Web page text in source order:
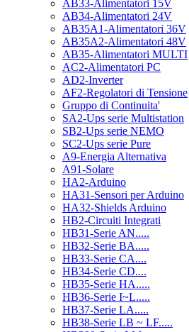
AB33-Alimentatori 15V
AB34-Alimentatori 24V
AB35A1-Alimentatori 36V
AB35A2-Alimentatori 48V
AB35-Alimentatori MULTI
AC2-Alimentatori PC
AD2-Inverter
AF2-Regolatori di Tensione
Gruppo di Continuita'
SA2-Ups serie Multistation
SB2-Ups serie NEMO
SC2-Ups serie Pure
A9-Energia Alternativa
A91-Solare
HA2-Arduino
HA31-Sensori per Arduino
HA32-Shields Arduino
HB2-Circuiti Integrati
HB31-Serie AN.....
HB32-Serie BA.....
HB33-Serie CA....
HB34-Serie CD....
HB35-Serie HA.....
HB36-Serie I~L.....
HB37-Serie LA.....
HB38-Serie LB ~ LF.....